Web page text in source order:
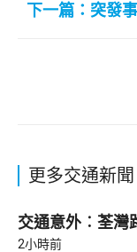
下一篇：突發
更多交通新聞
交通意外︰荃灣
2小時前